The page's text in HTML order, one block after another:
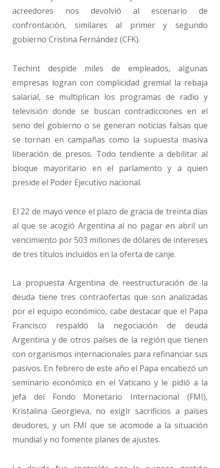
acreedores nos devolvió al escenario de
confrontación, similares al primer y segundo
gobierno Cristina Fernández (CFK).
Techint despide miles de empleados, algunas
empresas logran con complicidad gremial la rebaja
salarial, se multiplican los programas de radio y
televisión donde se buscan contradicciones en el
seno del gobierno o se generan noticias falsas que
se tornan en campañas como la supuesta masiva
liberación de presos. Todo tendiente a debilitar al
bloque mayoritario en el parlamento y a quien
preside el Poder Ejecutivo nacional.
El 22 de mayo vence el plazo de gracia de treinta días
al que se acogió Argentina al no pagar en abril un
vencimiento por 503 millones de dólares de intereses
de tres títulos incluidos en la oferta de canje.
La propuesta Argentina de reestructuración de la
deuda tiene tres contraofertas que son analizadas
por el equipo económico, cabe destacar que el Papa
Francisco respaldó la negociación de deuda
Argentina y de otros países de la región que tienen
con organismos internacionales para refinanciar sus
pasivos. En febrero de este año el Papa encabezó un
seminario económico en el Vaticano y le pidió a la
jefa del Fondo Monetario Internacional (FMI),
Kristalina Georgieva, no exigir sacrificios a países
deudores, y un FMI que se acomode a la situación
mundial y no fomente planes de ajustes.